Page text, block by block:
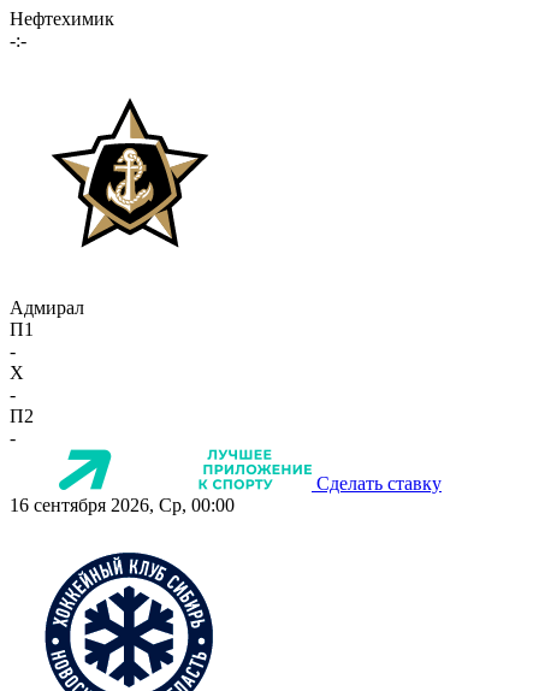
Нефтехимик
-:-
Адмирал
П1
-
X
-
П2
-
Сделать ставку
16 сентября 2026, Ср, 00:00